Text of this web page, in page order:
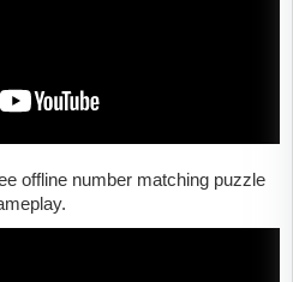
offline number matching puzzle